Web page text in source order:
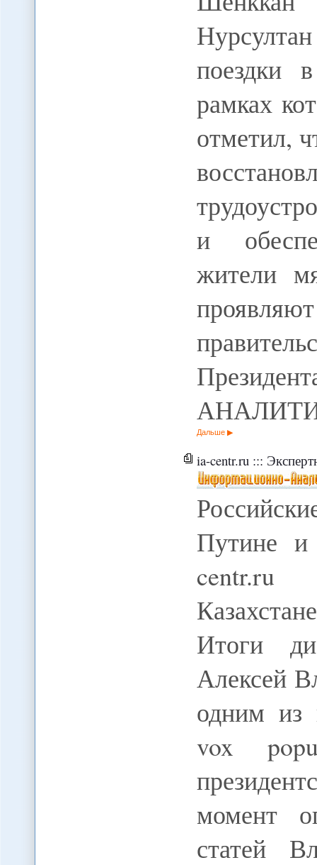
поездки
рамках
отметил,
и
жители
Дальше
ia-centr.ru ::: Экспертная
Путине и
centr.ru
Итоги
Алексей
одним из
vox
момент
статей